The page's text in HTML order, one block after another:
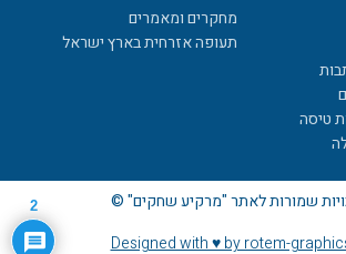
טיסה
מחקרים ומאמרים
תעופה אזרחית בארץ ישראל
שמורות לאתר "מרקיע שחקים" ©
Designed with ♥ by rotem-
2